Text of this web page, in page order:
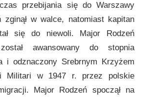
przebijania się do Warszawy
zginął w walce, natomiast kapitan
się do niewoli. Major Rodzeń
awansowany do stopnia
i odznaczony Srebrnym Krzyżem
Militari w 1947 r. przez polskie
Major Rodzeń spoczął na